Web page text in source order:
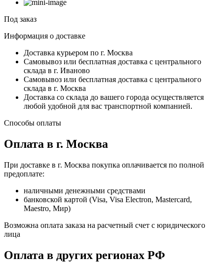
Под заказ
Информация о доставке
Доставка курьером по г. Москва
Самовывоз или бесплатная доставка с центрального
склада в г. Иваново
Самовывоз или бесплатная доставка с центрального
склада в г. Москва
Доставка со склада до вашего города осуществляется
любой удобной для вас транспортной компанией.
Способы оплаты
Оплата в г. Москва
При доставке в г. Москва покупка оплачивается по полной
предоплате:
наличными денежными средствами
банковской картой (Visa, Visa Electron, Mastercard,
Maestro, Мир)
Возможна оплата заказа на расчетный счет с юридического
лица
Оплата в других регионах РФ